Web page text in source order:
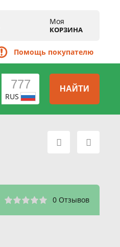
Моя
КОРЗИНА
Помощь покупателю
RUS
НАЙТИ
0 Отзывов